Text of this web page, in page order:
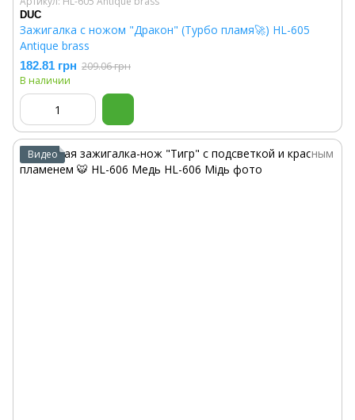
DUC
Зажигалка с ножом "Дракон" (Турбо пламя🚀) HL-605
Antique brass
182.81 грн 209.06 грн
В наличии
Видео